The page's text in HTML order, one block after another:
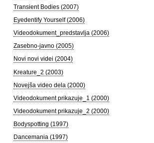
Transient Bodies (2007)
Eyedentify Yourself (2006)
Videodokument_predstavlja (2006)
Zasebno-javno (2005)
Novi novi videi (2004)
Kreature_2 (2003)
Novejša video dela (2000)
Videodokument prikazuje_1 (2000)
Videodokument prikazuje_2 (2000)
Bodyspotting (1997)
Dancemania (1997)